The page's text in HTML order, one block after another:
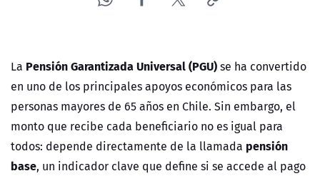
La Pensión Garantizada Universal (PGU)se ha convertido
en uno de los principales apoyos económicos para las
personas mayores de 65 años en Chile. Sin embargo, el
monto que recibe cada beneficiario no es igual para
todos: depende directamente de la llamada pensión
base, un indicador clave que define si se accede al pago